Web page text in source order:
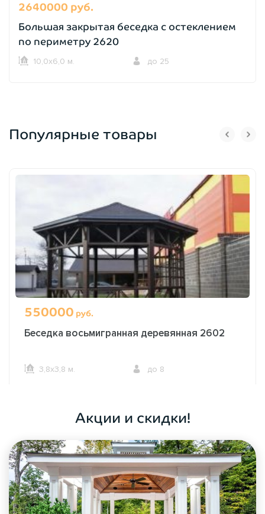
2640000 руб.
Большая закрытая беседка с остеклением
по периметру 2620
10,0х6,0 м. до 25
Популярные товары
550000 руб.
Беседка восьмигранная деревянная 2602
3,8х3,8 м. до 8
Акции и скидки!